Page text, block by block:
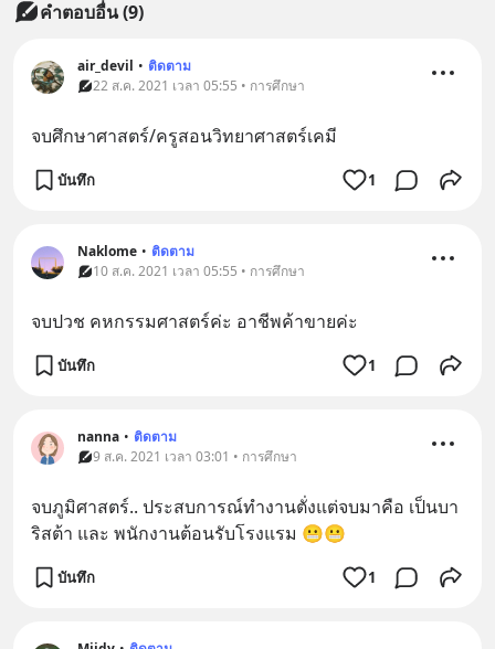
คำตอบอื่น(9)
air_devil • ติดตาม
22 ส.ค. 2021 เวลา 05:55 • การศึกษา
จบศึกษาศาสตร์/ครูสอนวิทยาศาสตร์เคมี
บันทึก 1
Naklome • ติดตาม
10 ส.ค. 2021 เวลา 05:55 • การศึกษา
จบปวช คหกรรมศาสตร์ค่ะ อาชีพค้าขายค่ะ
บันทึก 1
nanna • ติดตาม
9 ส.ค. 2021 เวลา 03:01 • การศึกษา
จบภูมิศาสตร์.. ประสบการณ์ทำงานตั่งแต่จบมาคือ เป็นบา
ริสต้า และ พนักงานต้อนรับโรงแรม 😬😬
บันทึก 1